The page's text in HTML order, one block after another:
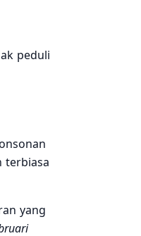
peduli
terbiasa
yang